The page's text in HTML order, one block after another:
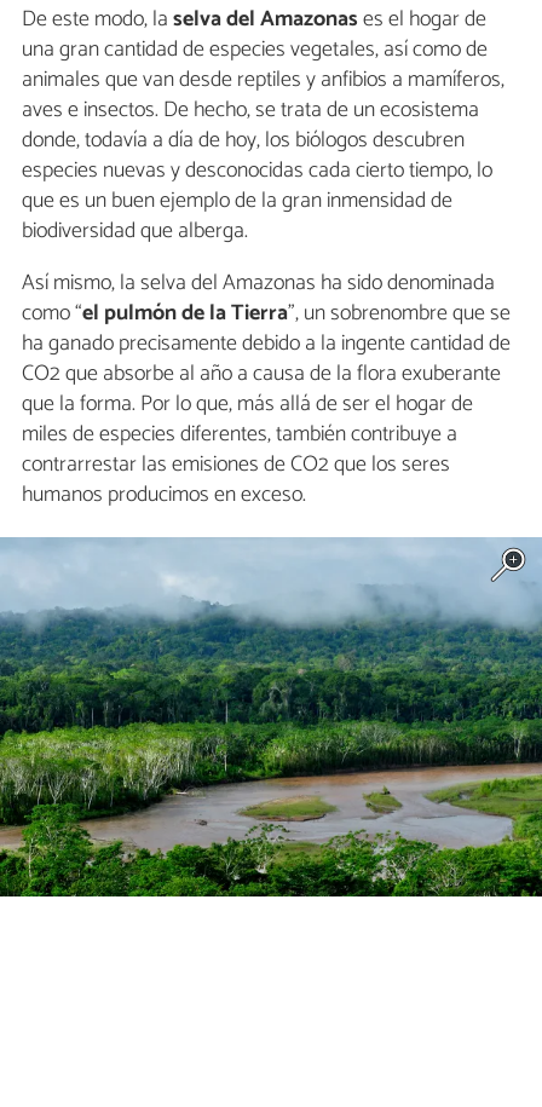
De este modo, laselva del Amazonases el hogar de
una gran cantidad de especies vegetales, así como de
animales que van desde reptiles y anfibios a mamíferos,
aves e insectos. De hecho, se trata de un ecosistema
donde, todavía a día de hoy, los biólogos descubren
especies nuevas y desconocidas cada cierto tiempo, lo
que es un buen ejemplo de la gran inmensidad de
biodiversidad que alberga.
Así mismo, la selva del Amazonas ha sido denominada
como “el pulmón de la Tierra”, un sobrenombre que se
ha ganado precisamente debido a la ingente cantidad de
CO2 que absorbe al año a causa de la flora exuberante
que la forma. Por lo que, más allá de ser el hogar de
miles de especies diferentes, también contribuye a
contrarrestar las emisiones de CO2 que los seres
humanos producimos en exceso.